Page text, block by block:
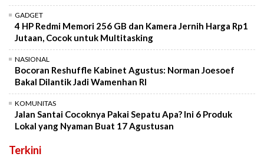
GADGET
4 HP Redmi Memori 256 GB dan Kamera Jernih Harga Rp1
Jutaan, Cocok untuk Multitasking
NASIONAL
Bocoran Reshuffle Kabinet Agustus: Norman Joesoef
Bakal Dilantik Jadi Wamenhan RI
KOMUNITAS
Jalan Santai Cocoknya Pakai Sepatu Apa? Ini 6 Produk
Lokal yang Nyaman Buat 17 Agustusan
Terkini